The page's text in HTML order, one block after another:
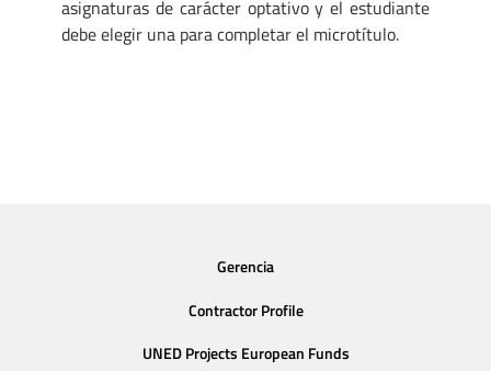
asignaturas de carácter optativo y el estudiante
debe elegir una para completar el microtítulo.
Gerencia
Contractor Profile
UNED Projects European Funds